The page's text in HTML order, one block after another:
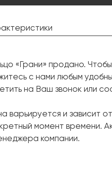
огранки:
грамм:
«Грани» продано.
с нами любым
на Ваш звонок или
варьируется и зависит
момент времени.
компании.